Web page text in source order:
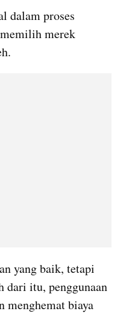
dalam proses
merek
yang baik, tetapi
dari itu, penggunaan
menghemat biaya